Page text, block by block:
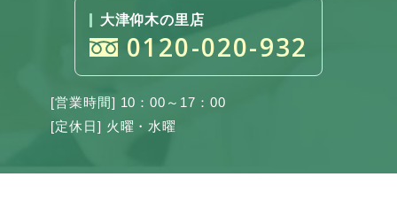
大津仰木の里店
0120-020-932
[営業時間] 10：00～17：00
[定休日] 火曜・水曜